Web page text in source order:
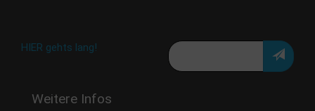
HIER gehts lang!
Weitere Infos